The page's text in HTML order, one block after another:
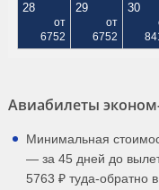
28
от
6752
29
от
6752
30
Авиабилеты
Минимальная
— за 45 дней до
5763 ₽ туда-обратно